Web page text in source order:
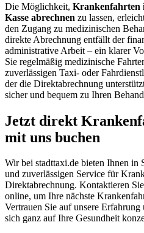
Die Möglichkeit, Krankenfahrten
Kasse abrechnen zu lassen,
den Zugang zu medizinischen
direkte Abrechnung entfällt der
administrative Arbeit – ein klarer
Sie regelmäßig medizinische
zuverlässigen Taxi- oder
der die Direktabrechnung
sicher und bequem zu Ihren
Jetzt direkt
mit uns buchen
Wir bei stadttaxi.de bieten Ihnen in
und zuverlässigen Service für
Direktabrechnung. Kontaktieren
online, um Ihre nächste
Vertrauen Sie auf unsere
sich ganz auf Ihre Gesundheit